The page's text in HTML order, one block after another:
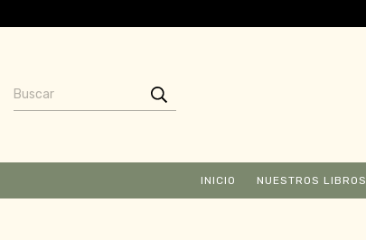
INICIO NUESTROS LIBROS